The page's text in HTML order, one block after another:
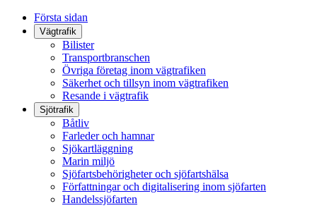
Första sidan
Vägtrafik
Bilister
Transportbranschen
Övriga företag inom vägtrafiken
Säkerhet och tillsyn inom vägtrafiken
Resande i vägtrafik
Sjötrafik
Båtliv
Farleder och hamnar
Sjökartläggning
Marin miljö
Sjöfartsbehörigheter och sjöfartshälsa
Författningar och digitalisering inom sjöfarten
Handelssjöfarten